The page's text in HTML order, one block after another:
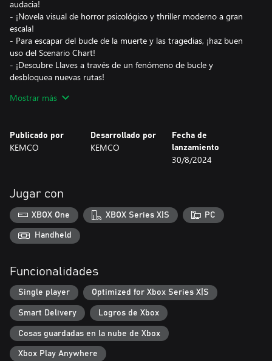
audacia!
- ¡Novela visual de horror psicológico y thriller moderno a gran
escala!
- Para escapar del bucle de la muerte y las tragedias, ¡haz buen
uso del Scenario Chart!
- ¡Descubre Llaves a través de un fenómeno de bucle y
desbloquea nuevas rutas!
- ¡Ilustraciones hermosas!
Mostrar más
Publicado por
KEMCO
Desarrollado por
KEMCO
Fecha de
lanzamiento
30/8/2024
Jugar con
XBOX One XBOX Series X|S PC
Handheld
Funcionalidades
Single player Optimized for Xbox Series X|S
Smart Delivery Logros de Xbox
Cosas guardadas en la nube de Xbox
Xbox Play Anywhere